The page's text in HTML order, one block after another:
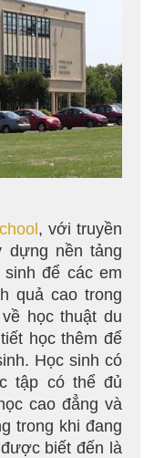
, với truyền
dựng nền tảng
để các em
quả cao trong
học thuật du
học thêm để
Học sinh có
tập có thể đủ
cao đẳng và
trong khi đang
biết đến là